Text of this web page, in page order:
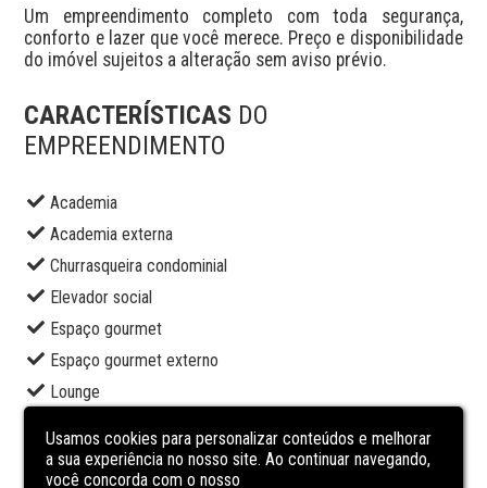
Um empreendimento completo com toda segurança,
conforto e lazer que você merece. Preço e disponibilidade
do imóvel sujeitos a alteração sem aviso prévio.
CARACTERÍSTICAS DO
EMPREENDIMENTO
Academia
Academia externa
Churrasqueira condominial
Elevador social
Espaço gourmet
Espaço gourmet externo
Lounge
Portaria
Usamos cookies para personalizar conteúdos e melhorar
a sua experiência no nosso site. Ao continuar navegando,
você concorda com o nosso